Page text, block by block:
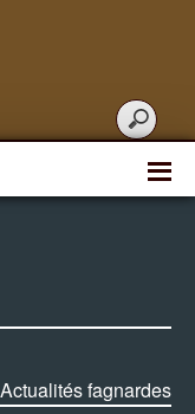
Actualités fagnardes